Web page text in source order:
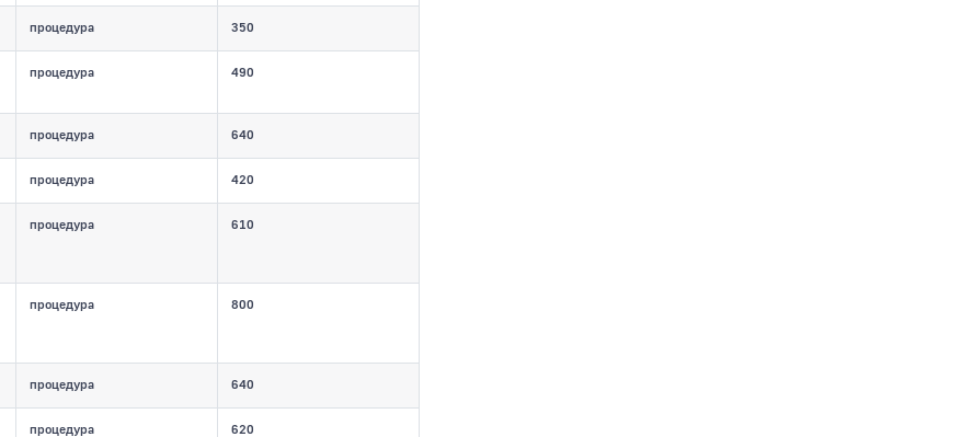
процедура 350
процедура 490
процедура 640
процедура 420
процедура 610
процедура 800
процедура 640
процедура 620